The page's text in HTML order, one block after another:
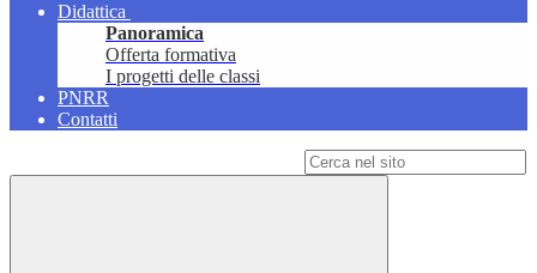
Didattica
Panoramica
Offerta formativa
I progetti delle classi
PNRR
Contatti